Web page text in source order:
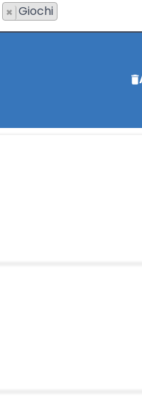
× Giochi